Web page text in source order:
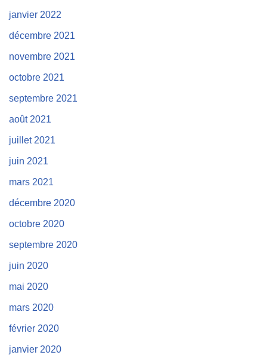
janvier 2022
décembre 2021
novembre 2021
octobre 2021
septembre 2021
août 2021
juillet 2021
juin 2021
mars 2021
décembre 2020
octobre 2020
septembre 2020
juin 2020
mai 2020
mars 2020
février 2020
janvier 2020